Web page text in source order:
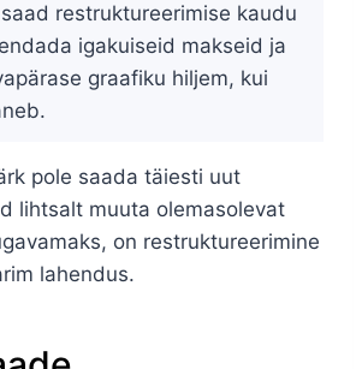
restruktureerimise kaudu
igakuiseid makseid ja
graafiku hiljem, kui
pole saada täiesti uut
lihtsalt muuta olemasolevat
on restruktureerimine
lahendus.